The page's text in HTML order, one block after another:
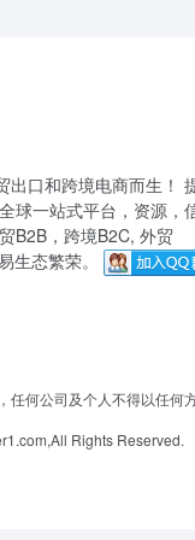
出口和跨境电商而生！
球一站式平台，资源，
B2B，跨境B2C, 外贸
生态繁荣。
何公司及个人不得以任何
Rights Reserved.